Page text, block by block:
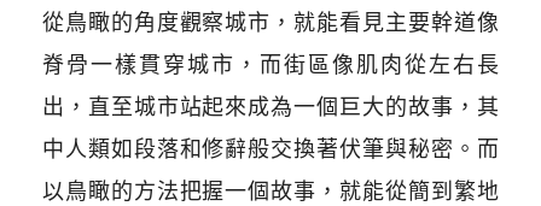
從鳥瞰的角度觀察城市，就能看見主要幹道像
脊骨一樣貫穿城市，而街區像肌肉從左右長
出，直至城市站起來成為一個巨大的故事，其
中人類如段落和修辭般交換著伏筆與秘密。而
以鳥瞰的方法把握一個故事，就能從簡到繁地